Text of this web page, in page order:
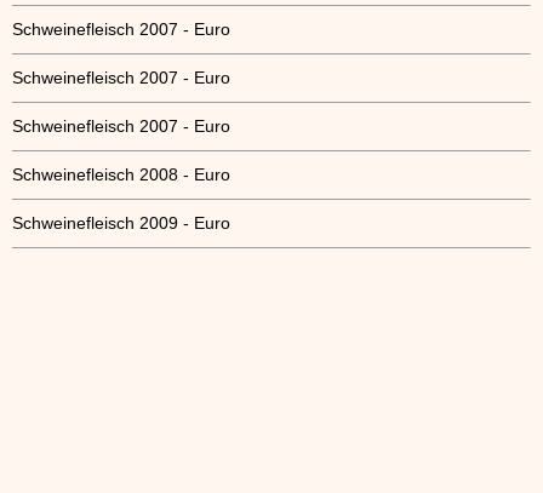
Schweinefleisch 2007 - Euro
Schweinefleisch 2007 - Euro
Schweinefleisch 2007 - Euro
Schweinefleisch 2008 - Euro
Schweinefleisch 2009 - Euro